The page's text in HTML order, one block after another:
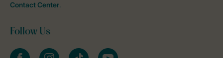
Contact Center.
Follow Us
facebookinstagramtiktok youtube